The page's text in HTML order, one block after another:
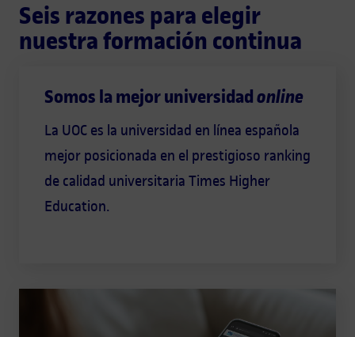
Seis razones para elegir
nuestra formación continua
Somos la mejor universidadonline
La UOC es la universidad en línea española
mejor posicionada en el prestigioso ranking
de calidad universitaria Times Higher
Education.